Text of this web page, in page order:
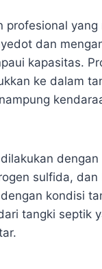
profesional
dan
kapasitas.
ke dalam
sulfida,
kondisi
tangki septik